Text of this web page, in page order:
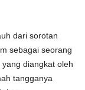
dari sorotan
sebagai seorang
diangkat oleh
tangganya